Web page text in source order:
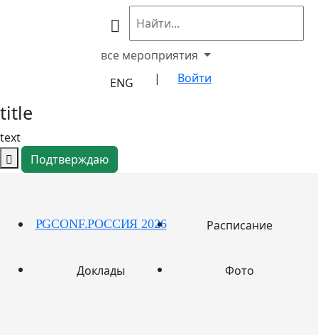
все мероприятия
ENG
| Войти
title
text
Подтверждаю
PGCONF.PОССИЯ 2026 Расписание
Доклады Фото